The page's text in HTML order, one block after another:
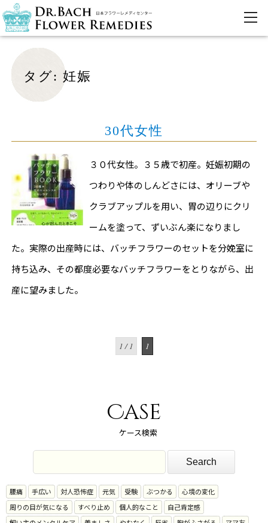
タグ: 妊娠
30代女性
３０代女性。３５歳で初産。妊娠初期の
つわりや体のしんどさには、オリーブや
クラブアップルを用い、胃の辺りにクリ
ームを塗って、ずいぶん楽になりまし
た。実際の出産時には、バッチフラワーのセットを分娩室に
持ち込み、その都度必要なバッチフラワーをとりながら、出
産に望みました。
1 / 1 1
Case
ケース検索
腰痛 手広い 対人恐怖症 元気 受験 ぶつかる
心境の変化
周りの目が気になる
すべり止め 個人的なこと
自己肯定感